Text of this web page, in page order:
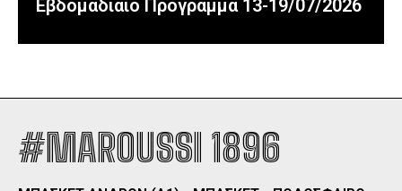
Εβδομαδιαίο Πρόγραμμα 13-19/07/2026
#MAROUSSI 1896